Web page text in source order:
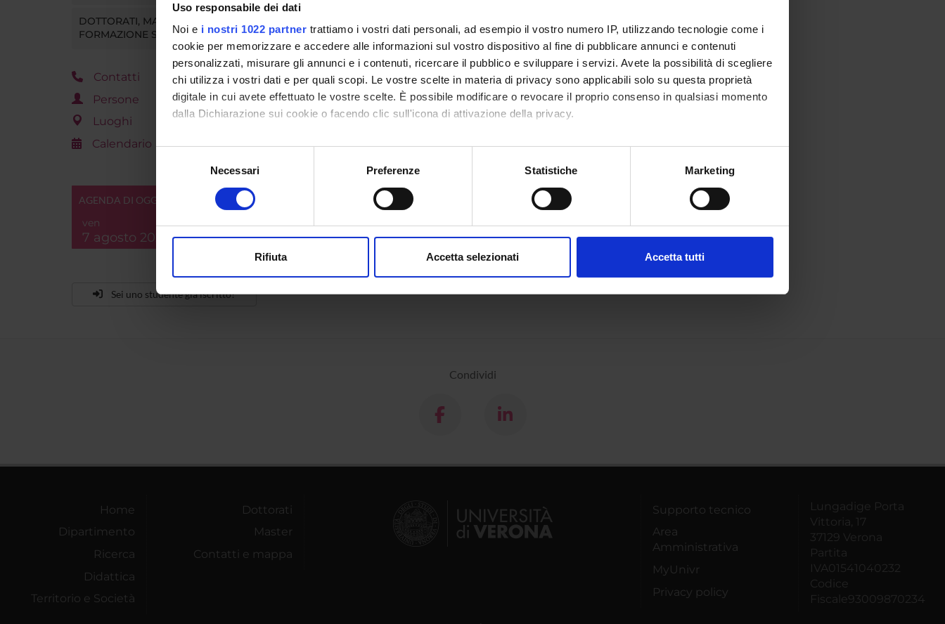
Uso responsabile dei dati
Noi e i nostri 1022 partner trattiamo i vostri dati personali, ad esempio il vostro numero IP, utilizzando tecnologie come i
cookie per memorizzare e accedere alle informazioni sul vostro dispositivo al fine di pubblicare annunci e contenuti
personalizzati, misurare gli annunci e i contenuti, ricercare il pubblico e sviluppare i servizi. Avete la possibilità di scegliere
chi utilizza i vostri dati e per quali scopi. Le vostre scelte in materia di privacy sono applicabili solo su questa proprietà
digitale in cui avete effettuato le vostre scelte. È possibile modificare o revocare il proprio consenso in qualsiasi momento
dalla Dichiarazione sui cookie o facendo clic sull'icona di attivazione della privacy.
Con il tuo consenso, vorremmo anche:
raccogliere informazioni sulla tua posizione geografica, con un'approssimazione di qualche metro,
digitali).
modificare o ritirare il tuo consenso in qualsiasi momento dalla Dichiarazione sui cookie.
consenso
Necessari Preferenze Statistiche Marketing
Rifiuta Accetta selezionati Accetta tutti
DOTTORATI, MASTER E
FORMAZIONE SUPERIORE
Contatti
Persone
Luoghi
Calendario
AGENDA DI OGGI
ven
7 agosto 2026
Sei uno studente già iscritto?
Condividi
Home
Dipartimento
Ricerca
Didattica
Territorio e Società
Dottorati
Master
Contatti e mappa
Supporto tecnico
Area
Amministrativa
MyUnivr
Privacy policy
Lungadige Porta
Vittoria, 17
37129 Verona
Partita
IVA01541040232
Codice
Fiscale93009870234